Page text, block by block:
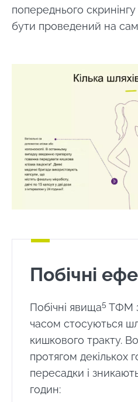
попереднього
бути проведений на
Побічні
Побічні явища5 ТФМ
часом стосуються
кишкового тракту.
протягом декількох
пересадки і
годин: